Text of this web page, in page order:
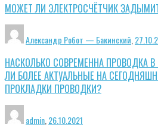
МОЖЕТ ЛИ ЭЛЕКТРОСЧЁТЧИК
Александр Робот — Бакинский,
НАСКОЛЬКО СОВРЕМЕННА ПРОВОДКА
ЛИ БОЛЕЕ АКТУАЛЬНЫЕ НА
ПРОКЛАДКИ ПРОВОДКИ?
admin 26.10.2021